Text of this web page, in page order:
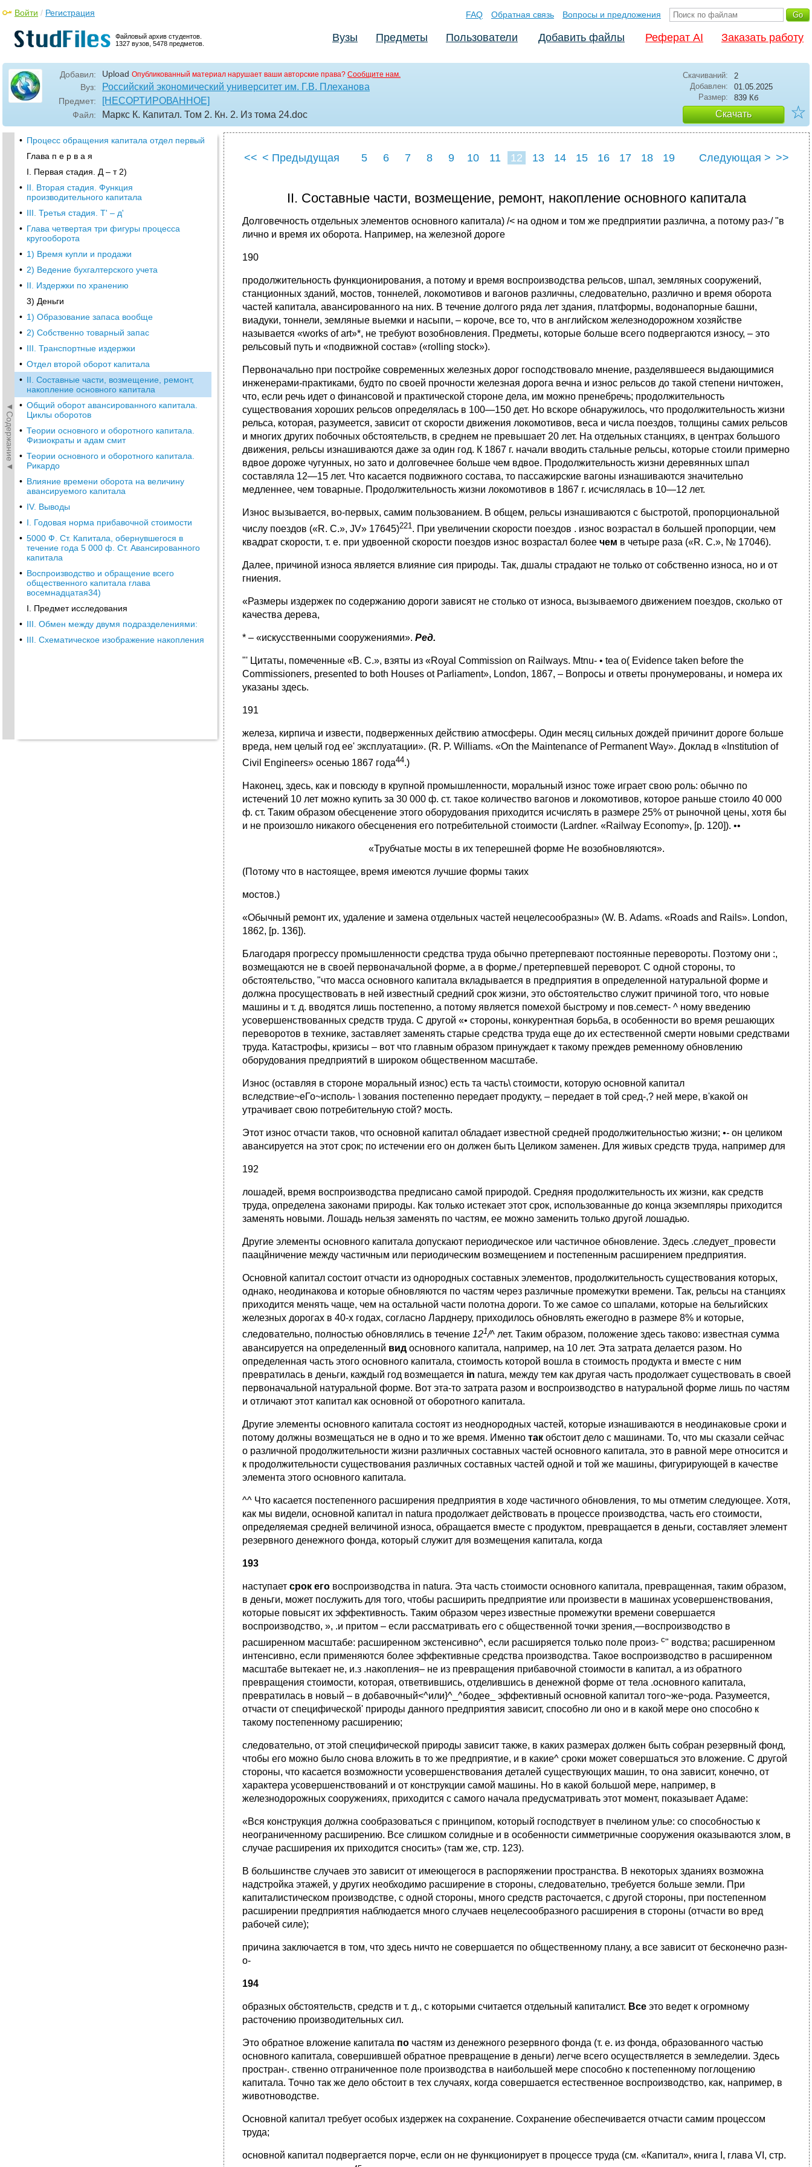
Файловый архив студентов.
1327 вузов, 5478 предметов.
Войти / Регистрация FAQ Обратная связь Вопросы и предложения
Вузы Предметы Пользователи Добавить файлы Реферат AI Заказать работу
Добавил: Upload Опубликованный материал нарушает ваши авторские права? Сообщите нам.
Вуз: Российский экономический университет им. Г.В. Плеханова
Предмет: [НЕСОРТИРОВАННОЕ]
Файл: Маркс К. Капитал. Том 2. Кн. 2. Из тома 24.doc
Скачиваний:
2
Добавлен:
01.05.2025
Размер:
839 Кб
Скачать ☆
◄Содержание◄
• Процесс обращения капитала отдел первый
Глава п е р в а я
I. Первая стадия. Д – т 2)
• II. Вторая стадия. Функция
производительного капитала
• III. Третья стадия. Т' – д'
• Глава четвертая три фигуры процесса
кругооборота
• 1) Время купли и продажи
• 2) Ведение бухгалтерского учета
• II. Издержки по хранению
3) Деньги
• 1) Образование запаса вообще
• 2) Собственно товарный запас
• III. Транспортные издержки
• Отдел второй оборот капитала
• II. Составные части, возмещение, ремонт,
накопление основного капитала
• Общий оборот авансированного капитала.
Циклы оборотов
• Теории основного и оборотного капитала.
Физиократы и адам смит
• Теории основного и оборотного капитала.
Рикардо
• Влияние времени оборота на величину
авансируемого капитала
• IV. Выводы
• I. Годовая норма прибавочной стоимости
• 5000 Ф. Ст. Капитала, обернувшегося в
течение года 5 000 ф. Ст. Авансированного
капитала
• Воспроизводство и обращение всего
общественного капитала глава
восемнадцатая34)
I. Предмет исследования
• III. Обмен между двумя подразделениями:
• III. Схематическое изображение накопления
<< < Предыдущая 5 6 7 8 9 10 11 12 13 14 15 16 17 18
19
Следующая > >>
II. Составные части, возмещение, ремонт, накопление основного капитала
Долговечность отдельных элементов основного капитала) /< на одном и том же предприятии различна, а потому раз-/ "в
лично и время их оборота. Например, на железной дороге
190
продолжительность функционирования, а потому и время воспроизводства рельсов, шпал, земляных сооружений,
станционных зданий, мостов, тоннелей, локомотивов и вагонов различны, следовательно, различно и время оборота
частей капитала, авансированного на них. В течение долгого ряда лет здания, платформы, водонапорные башни,
виадуки, тоннели, земляные выемки и насыпи, – короче, все то, что в английском железнодорожном хозяйстве
называется «works of art»*, не требуют возобновления. Предметы, которые больше всего подвергаются износу, – это
рельсовый путь и «подвижной состав» («rolling stock»).
Первоначально при постройке современных железных дорог господствовало мнение, разделявшееся выдающимися
инженерами-практиками, будто по своей прочности железная дорога вечна и износ рельсов до такой степени ничтожен,
что, если речь идет о финансовой и практической стороне дела, им можно пренебречь; продолжительность
существования хороших рельсов определялась в 100—150 дет. Но вскоре обнаружилось, что продолжительность жизни
рельса, которая, разумеется, зависит от скорости движения локомотивов, веса и числа поездов, толщины самих рельсов
и многих других побочных обстоятельств, в среднем не превышает 20 лет. На отдельных станциях, в центрах большого
движения, рельсы изнашиваются даже за один год. К 1867 г. начали вводить стальные рельсы, которые стоили примерно
вдвое дороже чугунных, но зато и долговечнее больше чем вдвое. Продолжительность жизни деревянных шпал
составляла 12—15 лет. Что касается подвижного состава, то пассажирские вагоны изнашиваются значительно
медленнее, чем товарные. Продолжительность жизни локомотивов в 1867 г. исчислялась в 10—12 лет.
Износ вызывается, во-первых, самим пользованием. В общем, рельсы изнашиваются с быстротой, пропорциональной
числу поездов («R. С.», JV» 17645)221 . При увеличении скорости поездов . износ возрастал в большей пропорции, чем
квадрат скорости, т. е. при удвоенной скорости поездов износ возрастал более чем в четыре раза («R. С.», № 17046).
Далее, причиной износа является влияние сия природы. Так, дшалы страдают не только от собственно износа, но и от
гниения.
«Размеры издержек по содержанию дороги зависят не столько от износа, вызываемого движением поездов, сколько от
качества дерева,
* – «искусственными сооружениями». Ред.
"' Цитаты, помеченные «В. С.», взяты из «Royal Commission on Railways. Mtnu- • tea o( Evidence taken before the
Commissioners, presented to both Houses ot Parliament», London, 1867, – Вопросы и ответы пронумерованы, и номера их
указаны здесь.
191
железа, кирпича и извести, подверженных действию атмосферы. Один месяц сильных дождей причинит дороге больше
вреда, нем целый год ее' эксплуатации». (R. P. Williams. «On the Maintenance of Permanent Way». Доклад в «Institution of
Civil Engineers» осенью 1867 года44.)
Наконец, здесь, как и повсюду в крупной промышленности, моральный износ тоже играет свою роль: обычно по
истечений 10 лет можно купить за 30 000 ф. ст. такое количество вагонов и локомотивов, которое раньше стоило 40 000
ф. ст. Таким образом обесценение этого оборудования приходится исчислять в размере 25% от рыночной цены, хотя бы
и не произошло никакого обесценения его потребительной стоимости (Lardner. «Railway Economy», [p. 120]). ••
«Трубчатые мосты в их теперешней форме Не возобновляются».
(Потому что в настоящее, время имеются лучшие формы таких
мостов.)
«Обычный ремонт их, удаление и замена отдельных частей нецелесообразны» (W. В. Adams. «Roads and Rails». London,
1862, [p. 136]).
Благодаря прогрессу промышленности средства труда обычно претерпевают постоянные перевороты. Поэтому они :,
возмещаются не в своей первоначальной форме, а в форме,/ претерпевшей переворот. С одной стороны, то
обстоятельство, "что масса основного капитала вкладывается в предприятия в определенной натуральной форме и
должна просуществовать в ней известный средний срок жизни, это обстоятельство служит причиной того, что новые
машины и т. д. вводятся лишь постепенно, а потому является помехой быстрому и пов.семест- ^ ному введению
усовершенствованных средств труда. С другой «• стороны, конкурентная борьба, в особенности во время решающих
переворотов в технике, заставляет заменять старые средства труда еще до их естественной смерти новыми средствами
труда. Катастрофы, кризисы – вот что главным образом принуждает к такому преждев ременному обновлению
оборудования предприятий в широком общественном масштабе.
Износ (оставляя в стороне моральный износ) есть та часть\ стоимости, которую основной капитал
вследствие~еГо~исполь- \ зования постепенно передает продукту, – передает в той сред-,? ней мере, в'какой он
утрачивает свою потребительную стой? мость.
Этот износ отчасти таков, что основной капитал обладает известной средней продолжительностью жизни; •- он целиком
авансируется на этот срок; по истечении его он должен быть Целиком заменен. Для живых средств труда, например для
192
лошадей, время воспроизводства предписано самой природой. Средняя продолжительность их жизни, как средств
труда, определена законами природы. Как только истекает этот срок, использованные до конца экземпляры приходится
заменять новыми. Лошадь нельзя заменять по частям, ее можно заменить только другой лошадью.
Другие элементы основного капитала допускают периодическое или частичное обновление. Здесь .следует_провести
паацйничение между частичным или периодическим возмещением и постепенным расширением предприятия.
Основной капитал состоит отчасти из однородных составных элементов, продолжительность существования которых,
однако, неодинакова и которые обновляются по частям через различные промежутки времени. Так, рельсы на станциях
приходится менять чаще, чем на остальной части полотна дороги. То же самое со шпалами, которые на бельгийских
железных дорогах в 40-х годах, согласно Ларднеру, приходилось обновлять ежегодно в размере 8% и которые,
следовательно, полностью обновлялись в течение 121/^ лет. Таким образом, положение здесь таково: известная сумма
авансируется на определенный вид основного капитала, например, на 10 лет. Эта затрата делается разом. Но
определенная часть этого основного капитала, стоимость которой вошла в стоимость продукта и вместе с ним
превратилась в деньги, каждый год возмещается in natura, между тем как другая часть продолжает существовать в своей
первоначальной натуральной форме. Вот эта-то затрата разом и воспроизводство в натуральной форме лишь по частям
и отличают этот капитал как основной от оборотного капитала.
Другие элементы основного капитала состоят из неоднородных частей, которые изнашиваются в неодинаковые сроки и
потому должны возмещаться не в одно и то же время. Именно так обстоит дело с машинами. То, что мы сказали сейчас
о различной продолжительности жизни различных составных частей основного капитала, это в равной мере относится и
к продолжительности существования различных составных частей одной и той же машины, фигурирующей в качестве
элемента этого основного капитала.
^^ Что касается постепенного расширения предприятия в ходе частичного обновления, то мы отметим следующее. Хотя,
как мы видели, основной капитал in natura продолжает действовать в процессе производства, часть его стоимости,
определяемая средней величиной износа, обращается вместе с продуктом, превращается в деньги, составляет элемент
резервного денежного фонда, который служит для возмещения капитала, когда
193
наступает срок его воспроизводства in natura. Эта часть стоимости основного капитала, превращенная, таким образом,
в деньги, может послужить для того, чтобы расширить предприятие или произвести в машинах усовершенствования,
которые повысят их эффективность. Таким образом через известные промежутки времени совершается
воспроизводство, », .и притом – если рассматривать его с общественной точки зрения,—воспроизводство в
расширенном масштабе: расширенном экстенсивно^, если расширяется только поле произ- с" водства; расширенном
интенсивно, если применяются более эффективные средства производства. Такое воспроизводство в расширенном
масштабе вытекает не, и.з .накопления– не из превращения прибавочной стоимости в капитал, а из обратного
превращения стоимости, которая, ответвившись, отделившись в денежной форме от тела .основного капитала,
превратилась в новый – в добавочный<^или}^_^бодее_ эффективный основной капитал того~же~рода. Разумеется,
отчасти от специфической' природы данного предприятия зависит, способно ли оно и в какой мере оно способно к
такому постепенному расширению;
следовательно, от этой специфической природы зависит также, в каких размерах должен быть собран резервный фонд,
чтобы его можно было снова вложить в то же предприятие, и в какие^ сроки может совершаться это вложение. С другой
стороны, что касается возможности усовершенствования деталей существующих машин, то она зависит, конечно, от
характера усовершенствований и от конструкции самой машины. Но в какой большой мере, например, в
железнодорожных сооружениях, приходится с самого начала предусматривать этот момент, показывает Адаме:
«Вся конструкция должна сообразоваться с принципом, который господствует в пчелином улье: со способностью к
неограниченному расширению. Все слишком солидные и в особенности симметричные сооружения оказываются злом, в
случае расширения их приходится сносить» (там же, стр. 123).
В большинстве случаев это зависит от имеющегося в распоряжении пространства. В некоторых зданиях возможна
надстройка этажей, у других необходимо расширение в стороны, следовательно, требуется больше земли. При
капиталистическом производстве, с одной стороны, много средств расточается, с другой стороны, при постепенном
расширении предприятия наблюдается много случаев нецелесообразного расширения в стороны (отчасти во вред
рабочей силе);
причина заключается в том, что здесь ничто не совершается по общественному плану, а все зависит от бесконечно разн-
о-
194
образных обстоятельств, средств и т. д., с которыми считается отдельный капиталист. Все это ведет к огромному
расточению производительных сил.
Это обратное вложение капитала по частям из денежного резервного фонда (т. е. из фонда, образованного частью
основного капитала, совершившей обратное превращение в деньги) легче всего осуществляется в земледелии. Здесь
простран-. ственно отграниченное поле производства в наибольшей мере способно к постепенному поглощению
капитала. Точно так же дело обстоит в тех случаях, когда совершается естественное воспроизводство, как, например, в
животноводстве.
Основной капитал требует особых издержек на сохранение. Сохранение обеспечивается отчасти самим процессом
труда;
основной капитал подвергается порче, если он не функционирует в процессе труда (см. «Капитал», книга I, глава VI, стр.